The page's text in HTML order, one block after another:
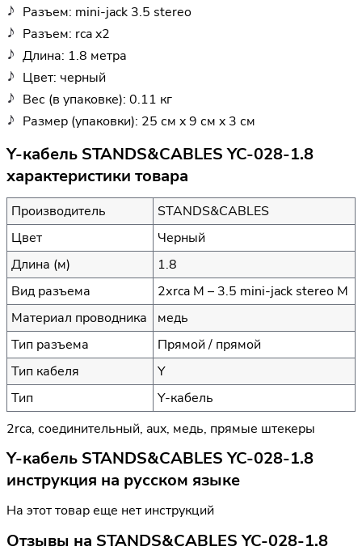
Разъем: mini-jack 3.5 stereo
Разъем: rca x2
Длина: 1.8 метра
Цвет: черный
Вес (в упаковке): 0.11 кг
Размер (упаковки): 25 см x 9 см x 3 см
Y-кабель STANDS&CABLES YC-028-1.8
характеристики товара
Производитель
STANDS&CABLES
Цвет
Черный
Длина (м)
1.8
Вид разъема
2хrca M – 3.5 mini-jack stereo M
Материал проводника
медь
Тип разъема
Прямой / прямой
Тип кабеля
Y
Тип
Y-кабель
2rca, соединительный, aux, медь, прямые штекеры
Y-кабель STANDS&CABLES YC-028-1.8
инструкция на русском языке
На этот товар еще нет инструкций
Отзывы на STANDS&CABLES YC-028-1.8